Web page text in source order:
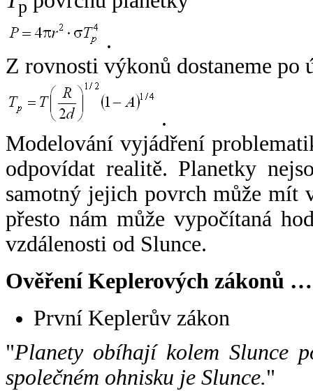
p
.
Z rovnosti výkonů dostaneme po
.
Modelování vyjádření
odpovídat realitě. Planetky
samotný jejich povrch může mít
přesto nám může vypočítaná
vzdálenosti od Slunce.
Ověření Keplerových zákonů …
První Keplerův zákon
"Planety obíhají kolem Slunce
společném ohnisku je Slunce."